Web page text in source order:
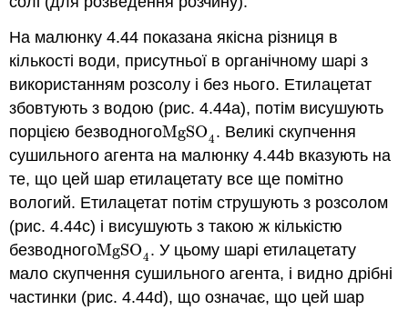
На малюнку 4.44 показана якісна різниця в
кількості води, присутньої в органічному шарі з
використанням розсолу і без нього. Етилацетат
збовтують з водою (рис. 4.44а), потім висушують
порцією безводногоMgSO4
MgSO4. Великі скупчення
сушильного агента на малюнку 4.44b вказують на
те, що цей шар етилацетату все ще помітно
вологий. Етилацетат потім струшують з розсолом
(рис. 4.44с) і висушують з такою ж кількістю
безводногоMgSO4
MgSO4. У цьому шарі етилацетату
мало скупчення сушильного агента, і видно дрібні
частинки (рис. 4.44d), що означає, що цей шар